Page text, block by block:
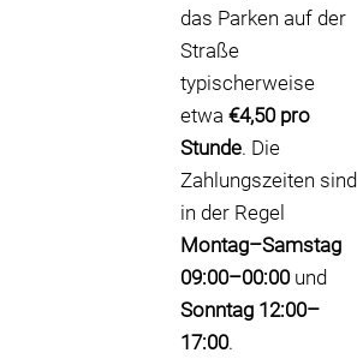
das Parken auf der
Straße
typischerweise
etwa €4,50 pro
Stunde. Die
Zahlungszeiten sind
in der Regel
Montag–Samstag
09:00–00:00und
Sonntag 12:00–
17:00.